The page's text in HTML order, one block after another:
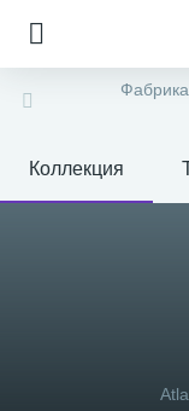
Коллекция